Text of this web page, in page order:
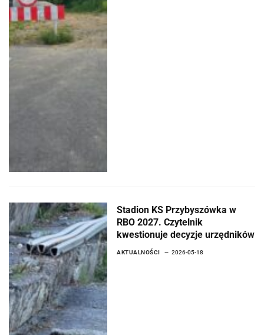
Stadion KS Przybyszówka w
RBO 2027. Czytelnik
kwestionuje decyzje urzędników
AKTUALNOŚCI 2026-05-18